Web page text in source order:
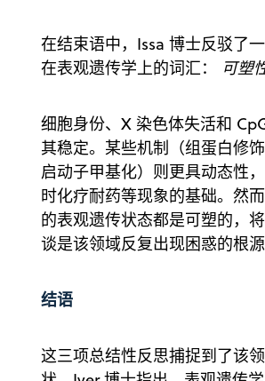
在结束语中，Issa 博士反驳了
在表观遗传学上的词汇：
可塑
细胞身份、X 染色体失活和
其稳定。某些机制（组蛋白修
启动子甲基化）则更具动态性
时化疗耐药等现象的基础。然
的表观遗传状态都是可塑的，
谈是该领域反复出现困惑的根源
结语
这三项总结性反思捕捉到了该